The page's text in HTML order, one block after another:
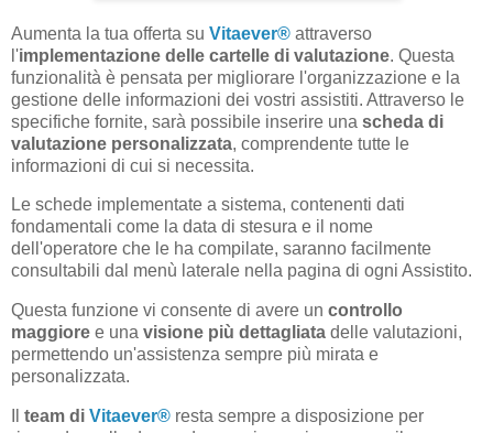
Aumenta la tua offerta su Vitaever® attraverso
l'implementazione delle cartelle di valutazione. Questa
funzionalità è pensata per migliorare l'organizzazione e la
gestione delle informazioni dei vostri assistiti. Attraverso le
specifiche fornite, sarà possibile inserire una scheda di
valutazione personalizzata, comprendente tutte le
informazioni di cui si necessita.
Le schede implementate a sistema, contenenti dati
fondamentali come la data di stesura e il nome
dell'operatore che le ha compilate, saranno facilmente
consultabili dal menù laterale nella pagina di ogni Assistito.
Questa funzione vi consente di avere un controllo
maggiore e una visione più dettagliata delle valutazioni,
permettendo un'assistenza sempre più mirata e
personalizzata.
team di Vitaever® resta sempre a disposizione per